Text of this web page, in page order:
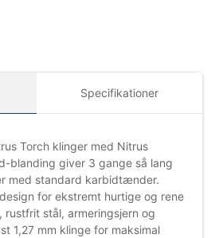
Specifikationer
Torch klinger med Nitrus
blanding giver 3 gange så lang
med standard karbidtænder.
for ekstremt hurtige og rene
rustfrit stål, armeringsjern og
1,27 mm klinge for maksimal